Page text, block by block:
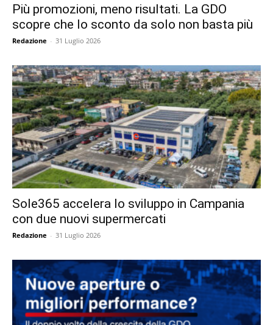
Più promozioni, meno risultati. La GDO
scopre che lo sconto da solo non basta più
Redazione - 31 Luglio 2026
Sole365 accelera lo sviluppo in Campania
con due nuovi supermercati
Redazione - 31 Luglio 2026